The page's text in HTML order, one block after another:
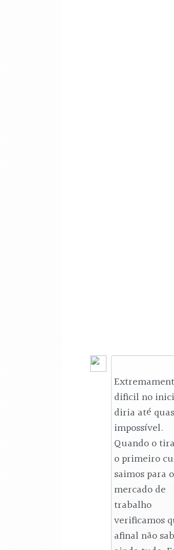
dificil no
diria até
impossível.
Quando o
o primeiro
saimos para o
mercado de
trabalho
verificamos
afinal não